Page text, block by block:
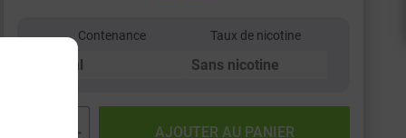
Contenance Taux de nicotine
+ AJOUTER AU PANIER